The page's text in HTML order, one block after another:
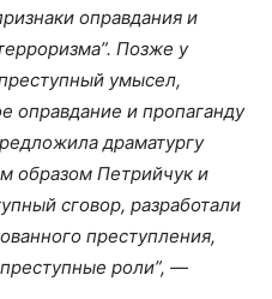
оправдания и
Позже у
умысел,
оправдание и пропаганду
драматургу
образом Петрийчук и
сговор, разработали
преступления,
роли”, —